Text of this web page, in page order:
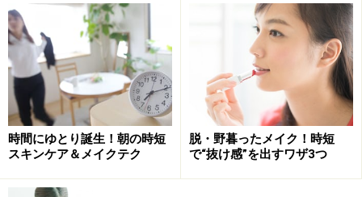
時間にゆとり誕生！朝の時短
スキンケア＆メイクテク
脱・野暮ったメイク！時短
で“抜け感”を出すワザ3つ